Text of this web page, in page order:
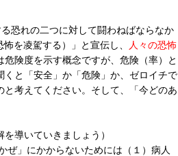
恐れの二つに対して闘わねばならなか
を凌駕する）」と宣伝し、
人々の恐怖
険度を示す概念ですが、危険（率）と
と「安全」か「危険」か、ゼロイチで
考えてください。そして、「今どのあ
導いていきましょう）
ぜ」にかからないためには（１）病人